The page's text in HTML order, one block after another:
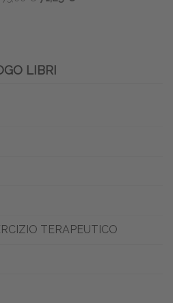
CAMPUS
ON
LIBRI
TERAPEUTICO